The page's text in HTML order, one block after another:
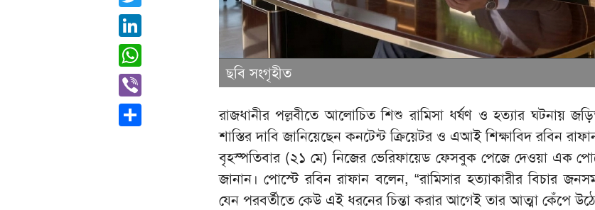
LinkedIn
WhatsApp
Viber
Share
ছবি সংগৃহীত
রাজধানীর পল্লবীতে আলোচিত শিশু রামিসা ধর্ষণ ও হত্যার ঘটনায়
শাস্তির দাবি জানিয়েছেন কনটেন্ট ক্রিয়েটর ও এআই শিক্ষাবিদ রবিন
বৃহস্পতিবার (২১ মে) নিজের ভেরিফায়েড ফেসবুক পেজে দেওয়া এক
জানান। পোস্টে রবিন রাফান বলেন, “রামিসার হত্যাকারীর বিচার
যেন পরবর্তীতে কেউ এই ধরনের চিন্তা করার আগেই তার আত্মা কেঁপে